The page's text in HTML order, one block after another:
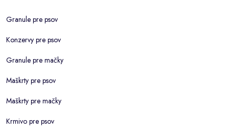
Granule pre psov
Konzervy pre psov
Granule pre mačky
Maškrty pre psov
Maškrty pre mačky
Krmivo pre psov